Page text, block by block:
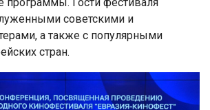
советскими и
а также с популярными
стран.